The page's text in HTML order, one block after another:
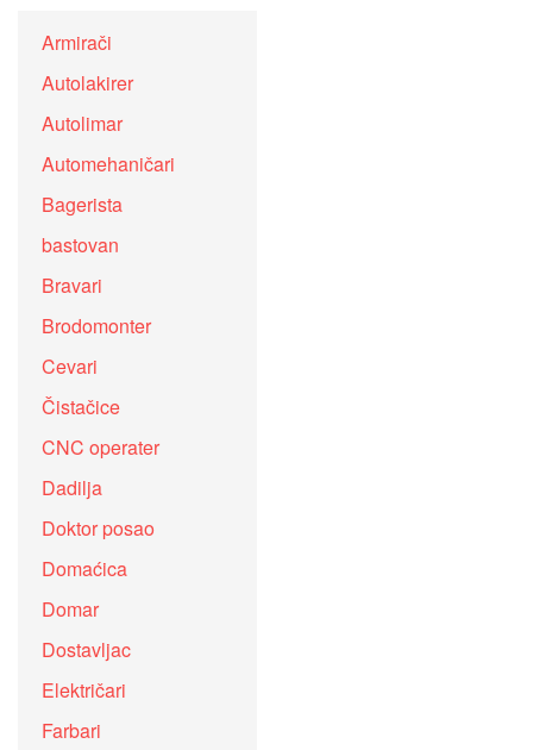
Armirači
Autolakirer
Autolimar
Automehaničari
Bagerista
bastovan
Bravari
Brodomonter
Cevari
Čistačice
CNC operater
Dadilja
Doktor posao
Domaćica
Domar
Dostavljac
Električari
Farbari